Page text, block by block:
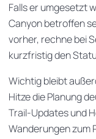
Falls er umgesetzt
Canyon betroffen
vorher, rechne bei
kurzfristig den
Wichtig bleibt
Hitze die Planung
Trail-Updates und
Wanderungen zum